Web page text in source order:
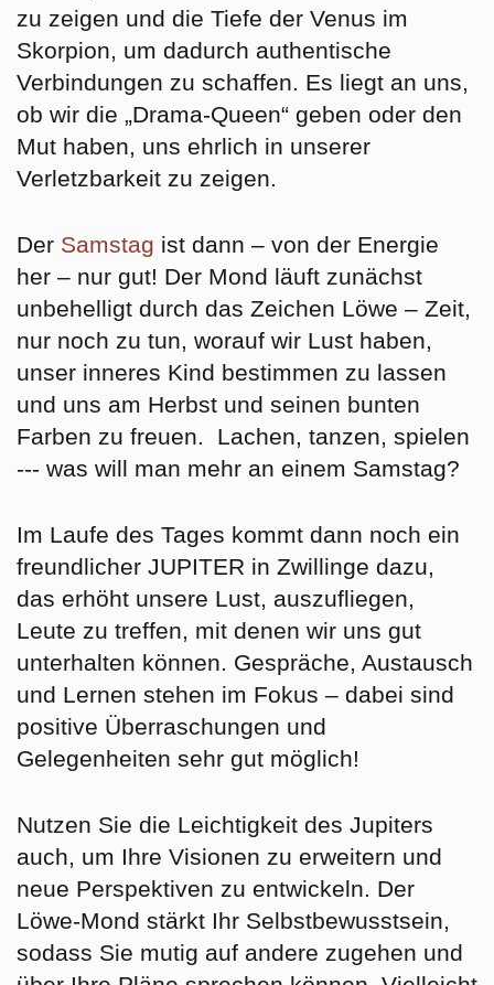
zu zeigen und die Tiefe der Venus im
Skorpion, um dadurch authentische
Verbindungen zu schaffen. Es liegt an uns,
ob wir die „Drama-Queen“ geben oder den
Mut haben, uns ehrlich in unserer
Verletzbarkeit zu zeigen.
Der Samstag ist dann – von der Energie
her – nur gut! Der Mond läuft zunächst
unbehelligt durch das Zeichen Löwe – Zeit,
nur noch zu tun, worauf wir Lust haben,
unser inneres Kind bestimmen zu lassen
und uns am Herbst und seinen bunten
Farben zu freuen. Lachen, tanzen, spielen
--- was will man mehr an einem Samstag?
Im Laufe des Tages kommt dann noch ein
freundlicher JUPITER in Zwillinge dazu,
das erhöht unsere Lust, auszufliegen,
Leute zu treffen, mit denen wir uns gut
unterhalten können. Gespräche, Austausch
und Lernen stehen im Fokus – dabei sind
positive Überraschungen und
Gelegenheiten sehr gut möglich!
Nutzen Sie die Leichtigkeit des Jupiters
auch, um Ihre Visionen zu erweitern und
neue Perspektiven zu entwickeln. Der
Löwe-Mond stärkt Ihr Selbstbewusstsein,
sodass Sie mutig auf andere zugehen und